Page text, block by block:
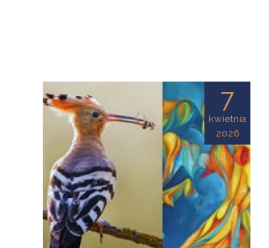
7
kwietnia
2026